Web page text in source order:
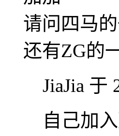
请问四马
还有ZG的
JiaJia 于
自己加